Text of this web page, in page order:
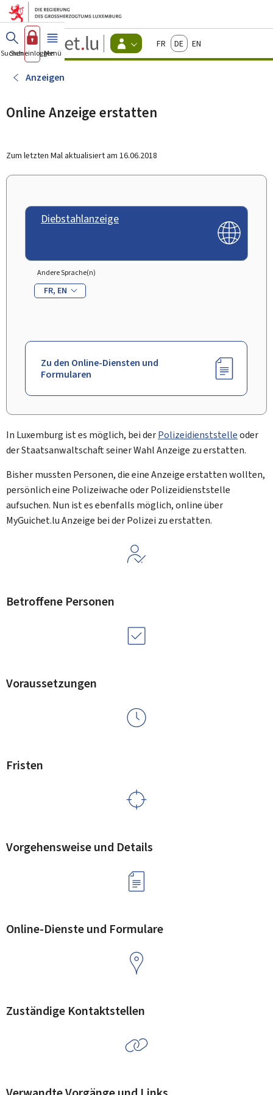
Zum Hauptmenü
Zum Inhalt
Guichet.lu
Changer
d'espace
actif
FrançaisDeutschEnglish
Suchen
Sich einloggen
Menü Haupt-
Anzeigen
Online Anzeige erstatten
Zum letzten Mal aktualisiert am 16.06.2018
Diebstahlanzeige
Andere Sprache(n)
FR EN
Zu den Online-Diensten und
Formularen
In Luxemburg ist es möglich, bei derPolizeidienststelleoder
der Staatsanwaltschaft seiner Wahl Anzeige zu erstatten.
Bisher mussten Personen, die eine Anzeige erstatten wollten,
persönlich eine Polizeiwache oder Polizeidienststelle
aufsuchen. Nun ist es ebenfalls möglich, online über
MyGuichet.lu Anzeige bei der Polizei zu erstatten.
Betroffene Personen
Voraussetzungen
Fristen
Vorgehensweise und Details
Online-Dienste und Formulare
Zuständige Kontaktstellen